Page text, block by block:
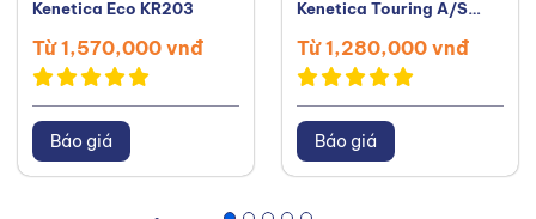
Kenetica Eco KR203
Từ 1,570,000 vnđ
Báo giá
Kenetica Touring A/S
Từ 1,280,000 vnđ
Báo giá